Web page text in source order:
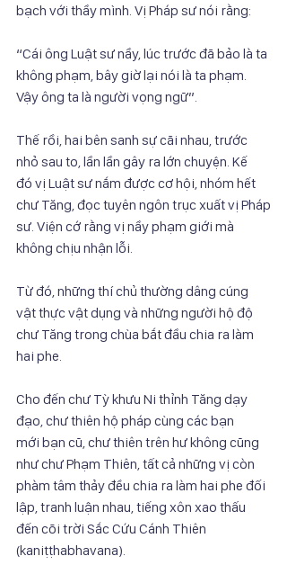
bạch với thầy mình. Vị Pháp sư nói rằng:
“Cái ông Luật sư nầy, lúc trước đã bảo là ta
không phạm, bây giờ lại nói là ta phạm.
Vậy ông ta là người vọng ngữ”.
Thế rồi, hai bên sanh sự cãi nhau, trước
nhỏ sau to, lần lần gây ra lớn chuyện. Kế
đó vị Luật sư nắm được cơ hội, nhóm hết
chư Tăng, đọc tuyên ngôn trục xuất vị Pháp
sư. Viện cớ rằng vị nầy phạm giới mà
không chịu nhận lỗi.
Từ đó, những thí chủ thường dâng cúng
vật thực vật dụng và những người hộ độ
chư Tăng trong chùa bắt đầu chia ra làm
hai phe.
Cho đến chư Tỳ khưu Ni thỉnh Tăng dạy
đạo, chư thiên hộ pháp cùng các bạn
mới bạn cũ, chư thiên trên hư không cũng
như chư Phạm Thiên, tất cả những vị còn
phàm tâm thảy đều chia ra làm hai phe đối
lập, tranh luận nhau, tiếng xôn xao thấu
đến cõi trời Sắc Cứu Cánh Thiên
(kaniṭṭhabhavana).